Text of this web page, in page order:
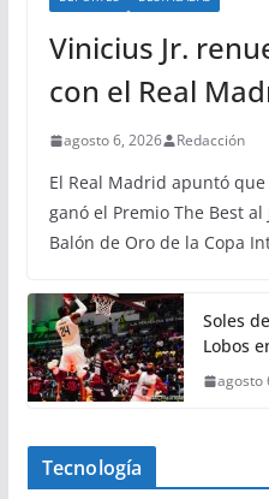
Vinicius Jr.
con el Real
agosto 6, 2026 Redacción
El Real Madrid apuntó
ganó el Premio The Best al
Balón de Oro de la Copa
Soles
Lobos
agosto
Tecnología